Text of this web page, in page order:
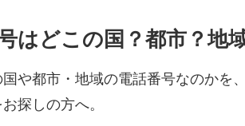
はどこの国？都市？地
や都市・地域の電話番号なのかを
探しの方へ。